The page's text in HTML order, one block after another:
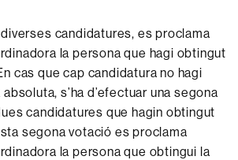
diverses candidatures, esproclama
lapersona que hagi obtingut
cas que cap candidatura no hagi
absoluta, s’ha d’efectuar una segona
candidatures que hagin obtingut
segona votació esproclama
lapersona que obtingui la